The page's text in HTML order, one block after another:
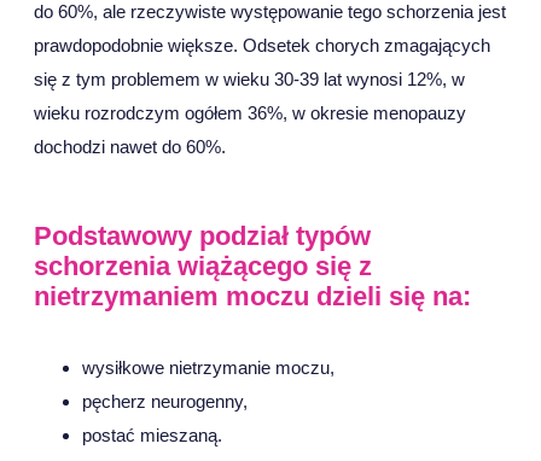
do 60%, ale rzeczywiste występowanie tego schorzenia jest
prawdopodobnie większe. Odsetek chorych zmagających
się z tym problemem w wieku 30-39 lat wynosi 12%, w
wieku rozrodczym ogółem 36%, w okresie menopauzy
dochodzi nawet do 60%.
Podstawowy podział typów
schorzenia wiążącego się z
nietrzymaniem moczu dzieli się na:
wysiłkowe nietrzymanie moczu,
pęcherz neurogenny,
postać mieszaną.